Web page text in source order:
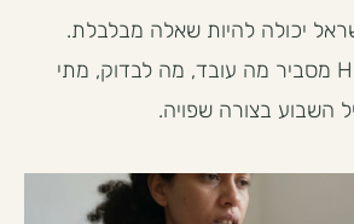
יכולה להיות שאלה מבלבלת.
מדריך HealthNews מסביר מה עובד, מה לבדוק, מתי
השבוע בצורה שפויה.